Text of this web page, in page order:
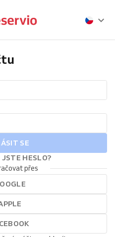
SE
HESLO?
přes